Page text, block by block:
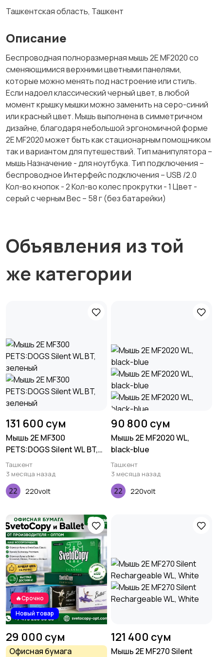
Ташкентская область, Ташкент
Описание
Беспроводная полноразмерная мышь 2Е MF2020 со
сменяющимися верхними цветными панелями,
которые можно менять под настроение или стиль.
Если надоел классический черный цвет, в любой
момент крышку мышки можно заменить на серо-синий
или красный цвет. Мышь выполнена в симметричном
дизайне, благодаря небольшой эргономичной форме
2Е MF2020 может быть как стационарным помощником
так и вариантом для путешествий. Тип манипулятора –
мышь Назначение - для ноутбука. Тип подключения –
беспроводное Интерфейс подключения – USB /2.0
Кол-во кнопок - 2 Кол-во колес прокрутки - 1 Цвет -
серый с черным Вес – 58 г (без батарейки)
Объявления из той
же категории
131 600 сум
Мышь 2E MF300
PETS:DOGS Silent WL BT,
зеленый
Ташкент
3 месяца назад
220volt
90 800 сум
Мышь 2E MF2020 WL,
black-blue
Ташкент
3 месяца назад
220volt
🔥Срочно
Новый товар
29 000 сум
Офисная бумага
121 400 сум
Мышь 2E MF270 Silent